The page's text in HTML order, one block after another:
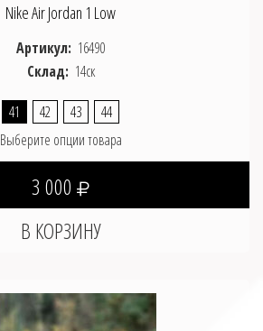
Nike Air Jordan 1 Low
Артикул: 16490
Склад: 14ск
41 42 43
44
Выберите опции товара
3 000